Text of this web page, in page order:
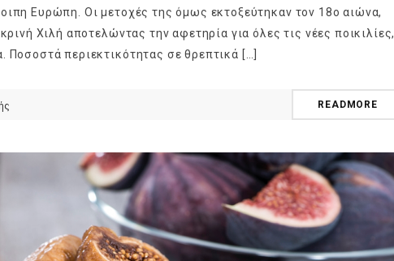
Ευρώπη. Οι μετοχές της όμως εκτοξεύτηκαν τον 18ο αιώνα,
Χιλή αποτελώντας την αφετηρία για όλες τις νέες ποικιλίες,
περιεκτικότητας σε θρεπτικά […]
READMORE